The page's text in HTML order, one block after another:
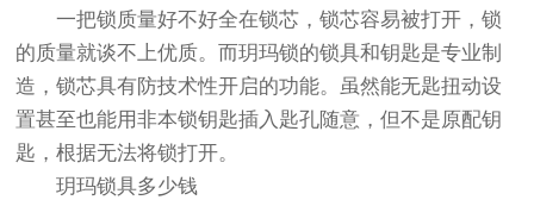
一把锁质量好不好全在锁芯，锁芯容易被打开，锁
的质量就谈不上优质。而玥玛锁的锁具和钥匙是专业制
造，锁芯具有防技术性开启的功能。虽然能无匙扭动设
置甚至也能用非本锁钥匙插入匙孔随意，但不是原配钥
匙，根据无法将锁打开。
玥玛锁具多少钱